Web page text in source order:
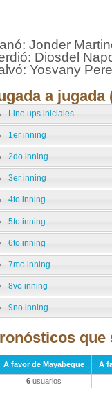
Jonder
Diosdel
Yosvany
a jugada
Line ups iniciales
1er inning
2do inning
3er inning
4to inning
5to inning
6to inning
7mo inning
8vo inning
9no inning
que
A favor de Mayabeque
A
6 usuarios